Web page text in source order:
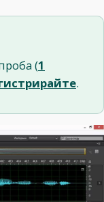
(1
.